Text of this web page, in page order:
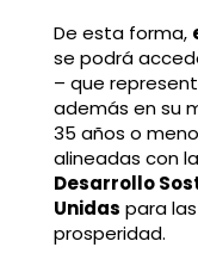
De esta forma,
se podrá
– que
además en su
35 años o
alineadas con
Desarrollo
Unidas para
prosperidad.